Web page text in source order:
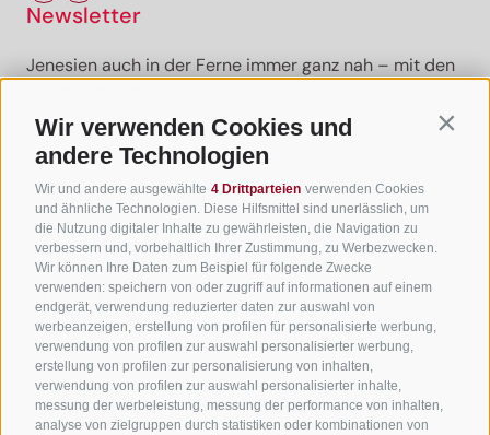
Wir verwenden Cookies und
andere Technologien
Wir und andere ausgewählte 4 Drittparteien verwenden Cookies
und ähnliche Technologien. Diese Hilfsmittel sind unerlässlich, um
die Nutzung digitaler Inhalte zu gewährleisten, die Navigation zu
verbessern und, vorbehaltlich Ihrer Zustimmung, zu Werbezwecken.
Wir können Ihre Daten zum Beispiel für folgende Zwecke
verwenden: speichern von oder zugriff auf informationen auf einem
endgerät, verwendung reduzierter daten zur auswahl von
werbeanzeigen, erstellung von profilen für personalisierte werbung,
verwendung von profilen zur auswahl personalisierter werbung,
erstellung von profilen zur personalisierung von inhalten,
verwendung von profilen zur auswahl personalisierter inhalte,
messung der werbeleistung, messung der performance von inhalten,
analyse von zielgruppen durch statistiken oder kombinationen von
Newsletter
Jenesien auch in der Ferne immer ganz nah – mit den
Ferienregion.
Newsletter anmelden
Nützliche Links
Alle Unterkünfte
Hotels in Jenesien
Camping in Jenesien